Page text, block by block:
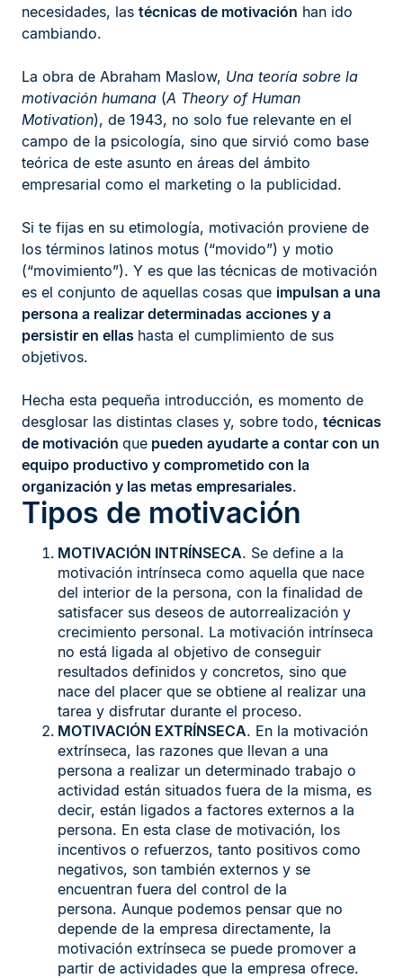
necesidades, las técnicas de motivación han ido
cambiando.
La obra de Abraham Maslow, Una teoría sobre la
motivación humana (A Theory of Human
Motivation), de 1943, no solo fue relevante en el
campo de la psicología, sino que sirvió como base
teórica de este asunto en áreas del ámbito
empresarial como el marketing o la publicidad.
Si te fijas en su etimología, motivación proviene de
los términos latinos motus (“movido”) y motio
(“movimiento”). Y es que las técnicas de motivación
es el conjunto de aquellas cosas que impulsan a una
persona a realizar determinadas acciones y a
persistir en ellas hasta el cumplimiento de sus
objetivos.
Hecha esta pequeña introducción, es momento de
desglosar las distintas clases y, sobre todo, técnicas
de motivación que pueden ayudarte a contar con un
equipo productivo y comprometido con la
organización y las metas empresariales.
Tipos de motivación
MOTIVACIÓN INTRÍNSECA. Se define a la
motivación intrínseca como aquella que nace
del interior de la persona, con la finalidad de
satisfacer sus deseos de autorrealización y
crecimiento personal. La motivación intrínseca
no está ligada al objetivo de conseguir
resultados definidos y concretos, sino que
nace del placer que se obtiene al realizar una
tarea y disfrutar durante el proceso.
MOTIVACIÓN EXTRÍNSECA. En la motivación
extrínseca, las razones que llevan a una
persona a realizar un determinado trabajo o
actividad están situados fuera de la misma, es
decir, están ligados a factores externos a la
persona. En esta clase de motivación, los
incentivos o refuerzos, tanto positivos como
negativos, son también externos y se
encuentran fuera del control de la
persona. Aunque podemos pensar que no
depende de la empresa directamente, la
motivación extrínseca se puede promover a
partir de actividades que la empresa ofrece.